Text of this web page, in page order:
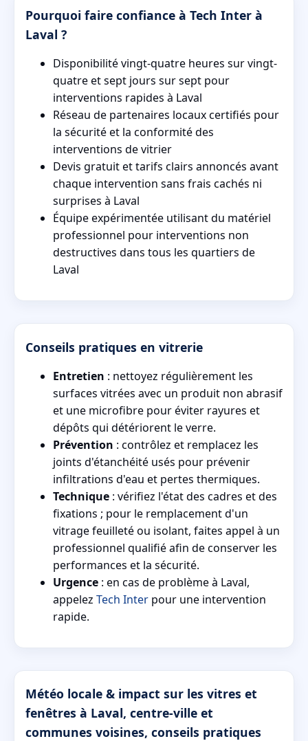
Pourquoi faire confiance à Tech Inter à
Laval ?
Disponibilité vingt-quatre heures sur vingt-
quatre et sept jours sur sept pour
interventions rapides à Laval
Réseau de partenaires locaux certifiés pour
la sécurité et la conformité des
interventions de vitrier
Devis gratuit et tarifs clairs annoncés avant
chaque intervention sans frais cachés ni
surprises à Laval
Équipe expérimentée utilisant du matériel
professionnel pour interventions non
destructives dans tous les quartiers de
Laval
Conseils pratiques en vitrerie
Entretien : nettoyez régulièrement les
surfaces vitrées avec un produit non abrasif
et une microfibre pour éviter rayures et
dépôts qui détériorent le verre.
Prévention : contrôlez et remplacez les
joints d'étanchéité usés pour prévenir
infiltrations d'eau et pertes thermiques.
Technique : vérifiez l'état des cadres et des
fixations ; pour le remplacement d'un
vitrage feuilleté ou isolant, faites appel à un
professionnel qualifié afin de conserver les
performances et la sécurité.
Urgence : en cas de problème à Laval,
appelez Tech Inter pour une intervention
rapide.
Météo locale & impact sur les vitres et
fenêtres à Laval, centre-ville et
communes voisines, conseils pratiques